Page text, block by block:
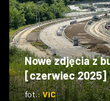
Nowe zdjęcia z
[czerwiec 2025]
fot.:ViC